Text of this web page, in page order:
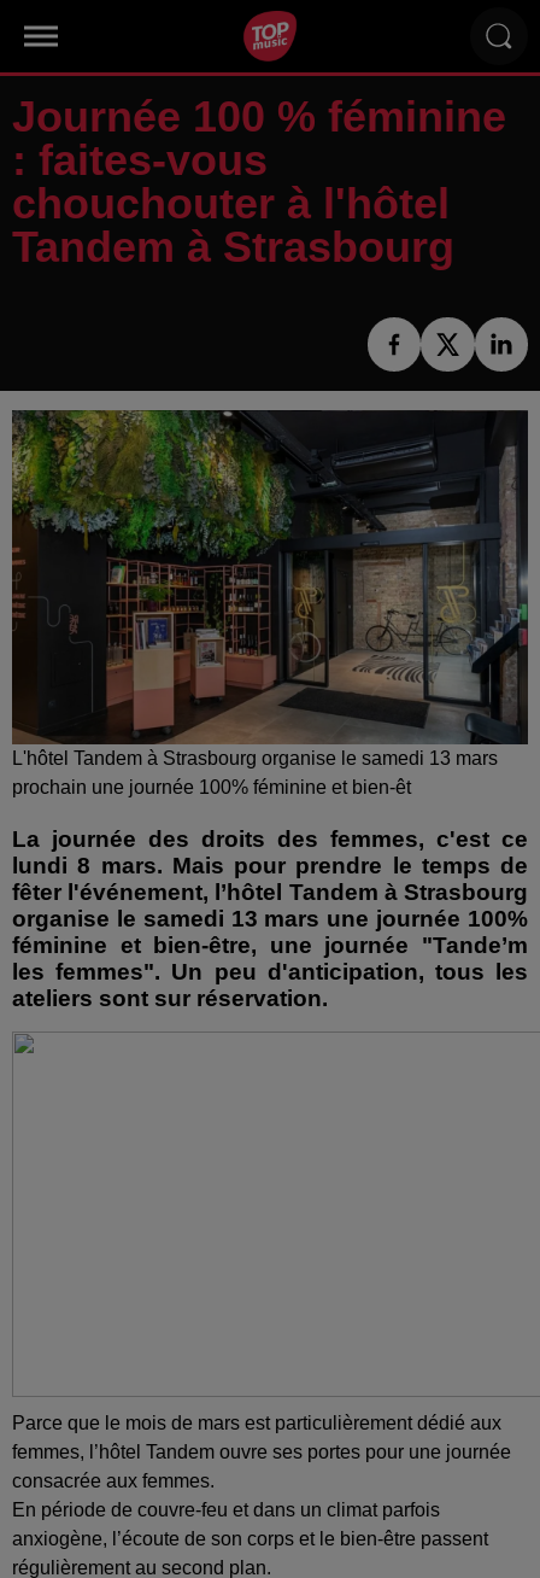
Journée 100 % féminine
: faites-vous
chouchouter à l'hôtel
Tandem à Strasbourg
L'hôtel Tandem à Strasbourg organise le samedi 13 mars
prochain une journée 100% féminine et bien-êt
La journée des droits des femmes, c'est ce
lundi 8 mars. Mais pour prendre le temps de
fêter l'événement, l’hôtel Tandem à Strasbourg
organise le samedi 13 mars une journée 100%
féminine et bien-être, une journée "Tande’m
les femmes". Un peu d'anticipation, tous les
ateliers sont sur réservation.
Parce que le mois de mars est particulièrement dédié aux
femmes, l’hôtel Tandem ouvre ses portes pour une journée
consacrée aux femmes.
En période de couvre-feu et dans un climat parfois
anxiogène, l’écoute de son corps et le bien-être passent
régulièrement au second plan.